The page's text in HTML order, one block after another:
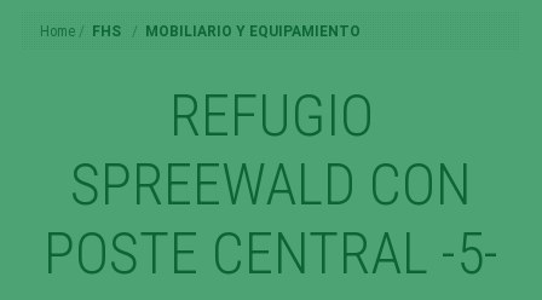
Home FHS MOBILIARIO Y EQUIPAMIENTO
REFUGIO
SPREEWALD CON
POSTE CENTRAL -5-